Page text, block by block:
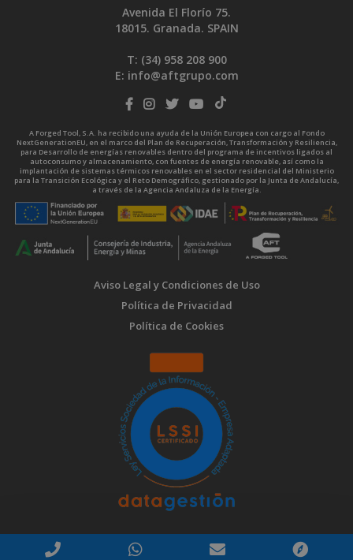
Avenida El Florío 75.
18015. Granada. SPAIN
T: (34) 958 208 900
E: info@aftgrupo.com
A Forged Tool, S.A. ha recibido una ayuda de la Unión Europea con cargo al Fondo
NextGenerationEU, en el marco del Plan de Recuperación, Transformación y Resiliencia,
para Desarrollo de energías renovables dentro del programa de incentivos ligados al
autoconsumo y almacenamiento, con fuentes de energía renovable, así como la
implantación de sistemas térmicos renovables en el sector residencial del Ministerio
para la Transición Ecológica y el Reto Demográfico, gestionado por la Junta de Andalucía,
a través de la Agencia Andaluza de la Energía.
Aviso Legal y Condiciones de Uso
Política de Privacidad
Política de Cookies